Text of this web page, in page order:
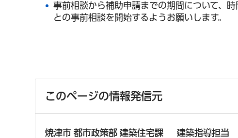
事前相談から補助申請までの期間について、
との事前相談を開始するようお願いします。
このページの情報発信元
焼津市 都市政策部 建築住宅課 建築指導担当